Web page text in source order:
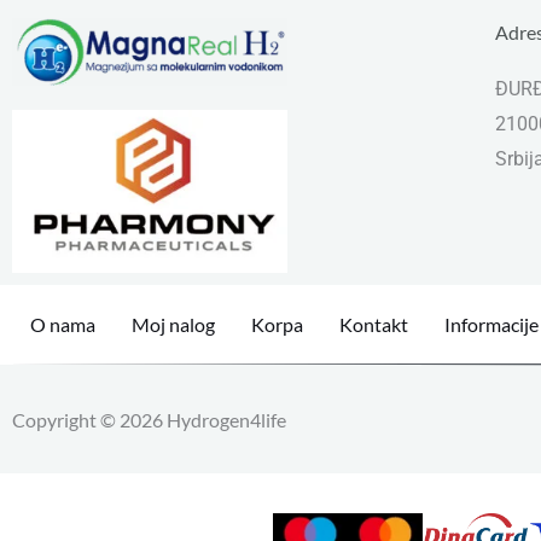
O nama Moj nalog Korpa Kontakt
Copyright © 2026 Hydrogen4life